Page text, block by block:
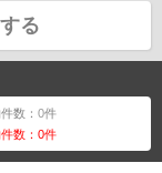
る
数：0件
数：0件